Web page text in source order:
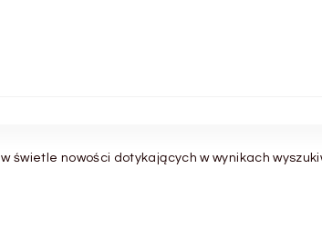
w świetle nowości dotykających w wynikach